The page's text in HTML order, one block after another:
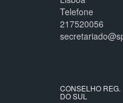
Telefone
217520056
CONSELHO REG.
DO SUL